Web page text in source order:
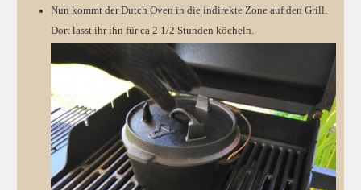
Nun kommt der Dutch Oven in die indirekte Zone auf den Grill.
Dort lasst ihr ihn für ca 2 1/2 Stunden köcheln.